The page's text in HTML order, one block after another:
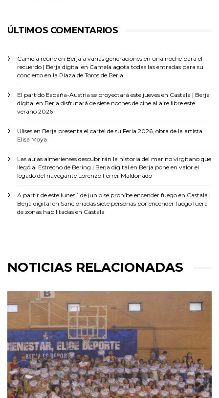
ÚLTIMOS COMENTARIOS
Camela reúne en Berja a varias generaciones en una noche para el
recuerdo | Berja digital en Camela agota todas las entradas para su
concierto en la Plaza de Toros de Berja
El partido España-Austria se proyectará este jueves en Castala | Berja
digital en Berja disfrutará de siete noches de cine al aire libre este
verano 2026
Ulises en Berja presenta el cartel de su Feria 2026, obra de la artista
Elisa Moya
Las aulas almerienses descubrirán la historia del marino virgitano que
llegó al Estrecho de Bering | Berja digital en Berja pone en valor el
legado del navegante Lorenzo Ferrer Maldonado
A partir de este lunes 1 de junio se prohíbe encender fuego en Castala |
Berja digital en Sancionadas siete personas por encender fuego fuera
de zonas habilitadas en Castala
NOTICIAS RELACIONADAS